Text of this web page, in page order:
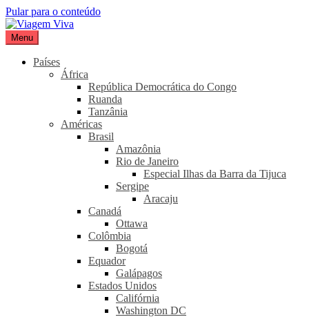
Pular para o conteúdo
Viagem Viva
Seu portal de turismo sustentável
Menu
Países
África
República Democrática do Congo
Ruanda
Tanzânia
Américas
Brasil
Amazônia
Rio de Janeiro
Especial Ilhas da Barra da Tijuca
Sergipe
Aracaju
Canadá
Ottawa
Colômbia
Bogotá
Equador
Galápagos
Estados Unidos
Califórnia
Washington DC